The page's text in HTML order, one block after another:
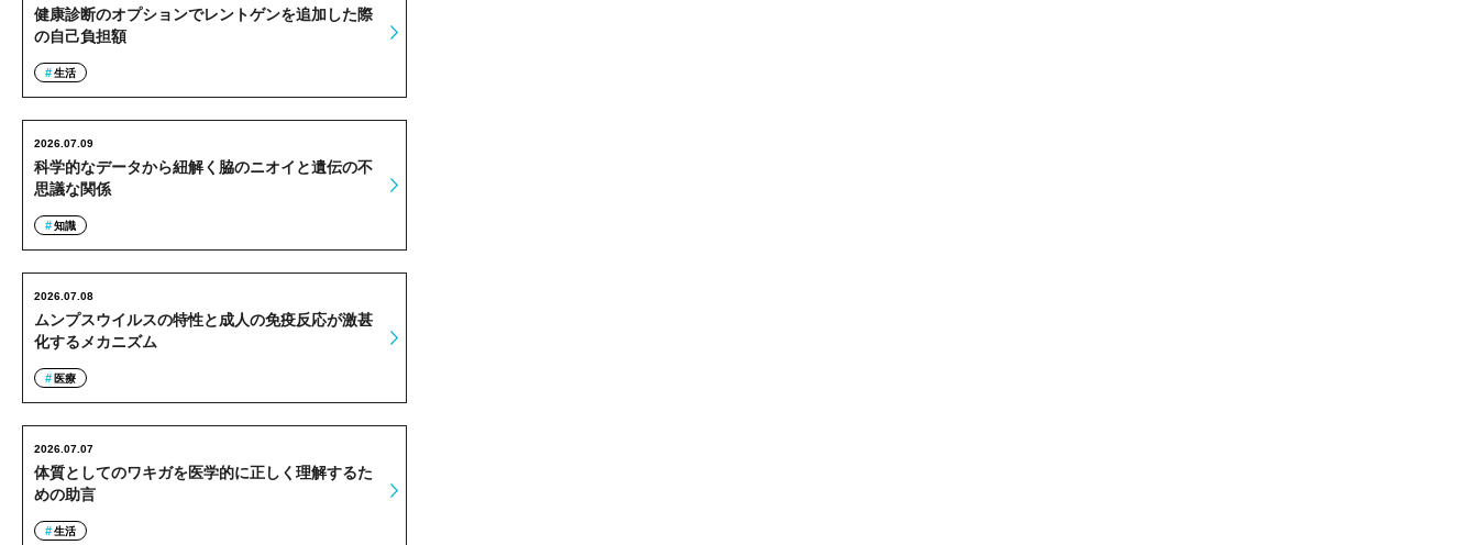
健康診断のオプションでレントゲンを追加した際
の自己負担額
生活
科学的なデータから紐解く脇のニオイと遺伝の不
思議な関係
2026.07.09
知識
ムンプスウイルスの特性と成人の免疫反応が激甚
化するメカニズム
2026.07.08
医療
体質としてのワキガを医学的に正しく理解するた
めの助言
2026.07.07
生活